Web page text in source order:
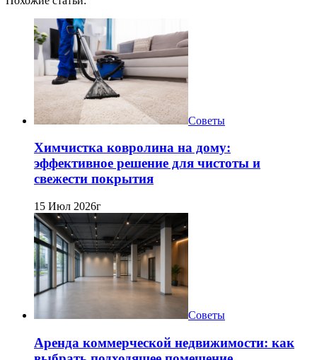
Советы
Химчистка ковролина на дому:
эффективное решение для чистоты и
свежести покрытия
15 Июл 2026г
Советы
Аренда коммерческой недвижимости: как